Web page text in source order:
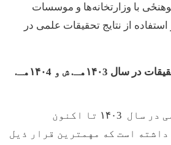
با وزارتخانه‌ها و موسسات
از نتایج تحقیقات علمی در
در سال ۱۴۰3 هـ. ش و ۱۴۰4 هـ.
در سال ۱۴۰3 تا اکنون
است که مهمترین قرار ذیل